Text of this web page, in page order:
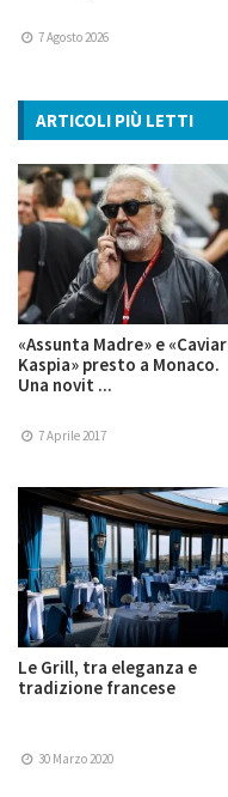
7 Agosto 2026
ARTICOLI PIÙ LETTI
«Assunta Madre» e «Caviar
Kaspia» presto a Monaco.
Una novit ...
7 Aprile 2017
Le Grill, tra eleganza e
tradizione francese
30 Marzo 2020